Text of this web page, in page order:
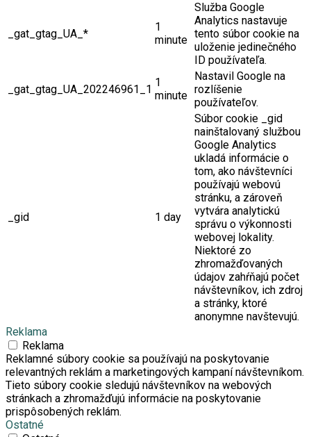
_gat_gtag_UA_*
1
minute
Služba Google
Analytics nastavuje
tento súbor cookie na
uloženie jedinečného
ID používateľa.
_gat_gtag_UA_202246961_1
1
minute
Nastavil Google na
rozlíšenie
používateľov.
_gid 1 day
Súbor cookie _gid
nainštalovaný službou
Google Analytics
ukladá informácie o
tom, ako návštevníci
používajú webovú
stránku, a zároveň
vytvára analytickú
správu o výkonnosti
webovej lokality.
Niektoré zo
zhromažďovaných
údajov zahŕňajú počet
návštevníkov, ich zdroj
a stránky, ktoré
anonymne navštevujú.
Reklama
Reklama
Reklamné súbory cookie sa používajú na poskytovanie
relevantných reklám a marketingových kampaní návštevníkom.
Tieto súbory cookie sledujú návštevníkov na webových
stránkach a zhromažďujú informácie na poskytovanie
prispôsobených reklám.
Ostatné